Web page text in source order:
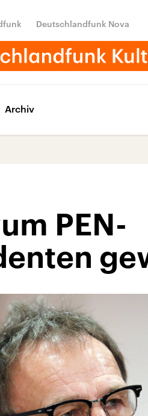
Deutschlandfunk Nova
Archiv
PEN-